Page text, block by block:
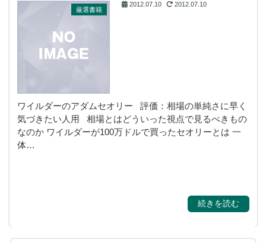
厳選書籍
2012.07.10 2012.07.10
ワイルダーのアダムセオリー 評価：相場の単純さに早く
気づきたい人用 相場とはどういった視点で見るべきもの
なのか ワイルダーが100万ドルで買ったセオリーとは 一
体…
続きを読む